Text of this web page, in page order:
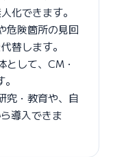
化できます。
危険箇所の見回
替します。
して、CM・
究・教育や、自
導入できま